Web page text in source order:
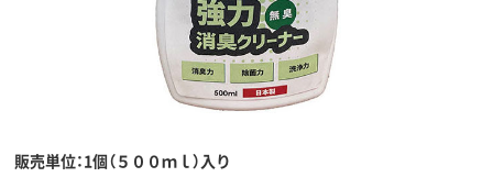
販売単位：1個（５００ｍｌ）入り